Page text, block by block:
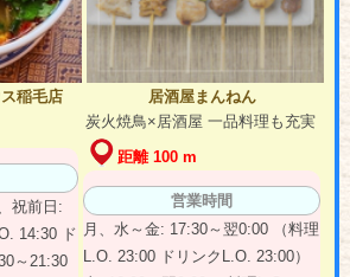
稲毛店
祝前日:
14:30 ド
～21:30
居酒屋まんねん
炭火焼鳥×居酒屋 一品料理も充実
距離 100 m
営業時間
月、水～金: 17:30～翌0:00 （料理
L.O. 23:00 ドリンクL.O. 23:00）